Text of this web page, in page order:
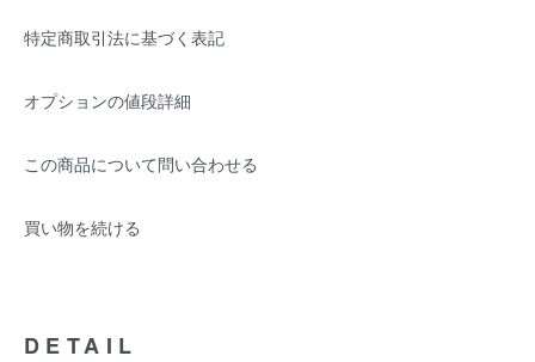
特定商取引法に基づく表記
オプションの値段詳細
この商品について問い合わせる
買い物を続ける
DETAIL